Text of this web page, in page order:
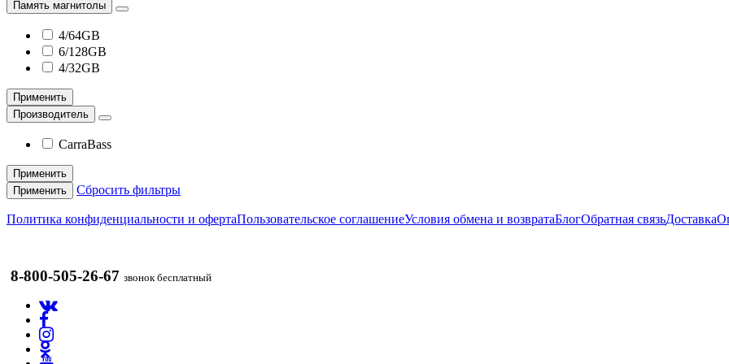
Память магнитолы
4/64GB
6/128GB
4/32GB
Применить
Производитель
CarraBass
Применить
Применить
Сбросить фильтры
Политика конфиденциальности и офертаПользовательское соглашениеУсловия обмена и возвратаБлогОбратная связьДоставка
8-800-505-26-67 звонок бесплатный